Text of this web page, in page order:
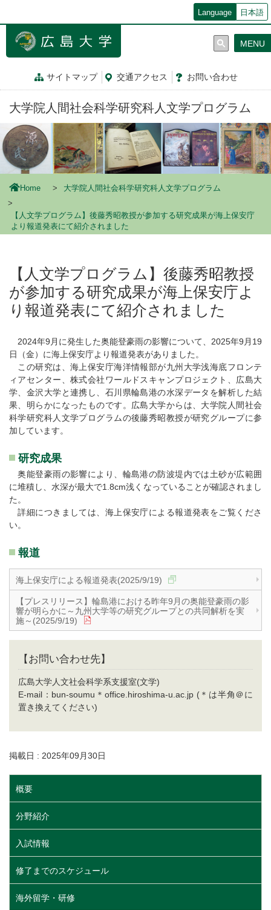
ン
動
Language 日本語
サイトマップ 交通アクセス お問い合わせ
MENU
大学院人間社会科学研究科人文学プログラム
Home 大学院人間社会科学研究科人文学プログラム
【人文学プログラム】後藤秀昭教授が参加する研究成果が海上保安庁
より報道発表にて紹介されました
【人文学プログラム】後藤秀昭教授
が参加する研究成果が海上保安庁よ
り報道発表にて紹介されました
2024年9月に発生した奥能登豪雨の影響について、2025年9月19
日（金）に海上保安庁より報道発表がありました。
この研究は、海上保安庁海洋情報部が九州大学浅海底フロンテ
ィアセンター、株式会社ワールドスキャンプロジェクト、広島大
学、金沢大学と連携し、石川県輪島港の水深データを解析した結
果、明らかになったものです。広島大学からは、大学院人間社会
科学研究科人文学プログラムの後藤秀昭教授が研究グループに参
加しています。
研究成果
奥能登豪雨の影響により、輪島港の防波堤内では土砂が広範囲
に堆積し、水深が最大で1.8cm浅くなっていることが確認されまし
た。
詳細につきましては、海上保安庁による報道発表をご覧くださ
い。
報道
海上保安庁による報道発表(2025/9/19)
【プレスリリース】輪島港における昨年9月の奥能登豪雨の影
響が明らかに～九州大学等の研究グループとの共同解析を実
施～(2025/9/19)
【お問い合わせ先】
広島大学人文社会科学系支援室(文学)
E-mail：bun-soumu＊office.hiroshima-u.ac.jp (＊は半角＠に
置き換えてください)
掲載日 : 2025年09月30日
概要
分野紹介
入試情報
修了までのスケジュール
海外留学・研修